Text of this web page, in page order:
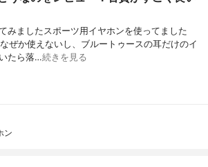
みましたスポーツ用イヤホンを使ってました
ぜか使えないし、ブルートゥースの耳だけのイ
たら落…続きを見る
ン